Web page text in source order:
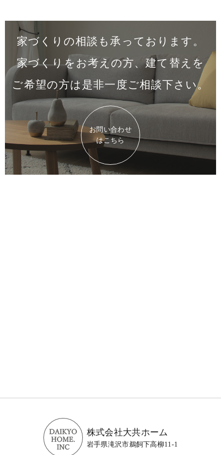
家づくりの相談も承っております。
家づくりをお考えの方、建て替えを
ご希望の方は是非一度ご相談下さい。
お問い合わせ
はこちら
株式会社大共ホーム
岩手県滝沢市鵜飼下高柳11-1